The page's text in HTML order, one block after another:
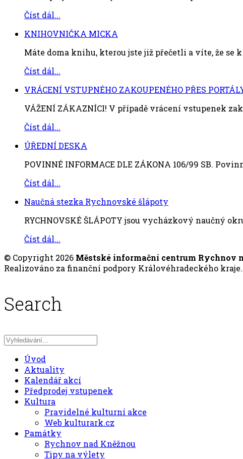
Číst dál...
KNIHOVNIČKA MICKA
Máte doma knihu, kterou jste již přečetli a víte, že se
Číst dál...
VRÁCENÍ VSTUPNÉHO ZAKOUPENÉHO PŘES
VÁŽENÍ ZÁKAZNÍCI! V případě vrácení vstupenek
Číst dál...
ÚŘEDNÍ DESKA
POVINNÉ INFORMACE DLE ZÁKONA 106/99 SB.
Číst dál...
Naučná stezka Rychnovské šlápoty
RYCHNOVSKÉ ŠLÁPOTY jsou vycházkový naučný
Číst dál...
© Copyright 2026 Městské informační centrum Rychnov
Realizováno za finanční podpory Královéhradeckého kraje.
Search
Úvod
Aktuality
Kalendář akcí
Předprodej vstupenek
Kultura
Pravidelné kulturní akce
Web kulturark.cz
Památky
Rychnov nad Kněžnou
Tipy na výlety